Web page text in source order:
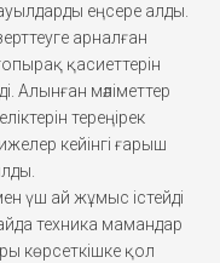
еңсере алды.
арналған
қасиеттерін
Алынған мәліметтер
тереңірек
кейінгі ғарыш
үш ай жұмыс істейді
техника мамандар
көрсеткішке қол